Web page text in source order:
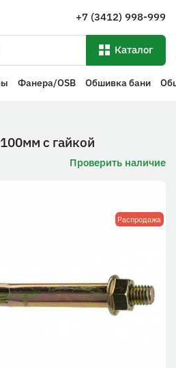
+7 (3412) 998-999
Каталог
Фанера/OSB Обшивка бани
с гайкой
Проверить наличие
Распродажа